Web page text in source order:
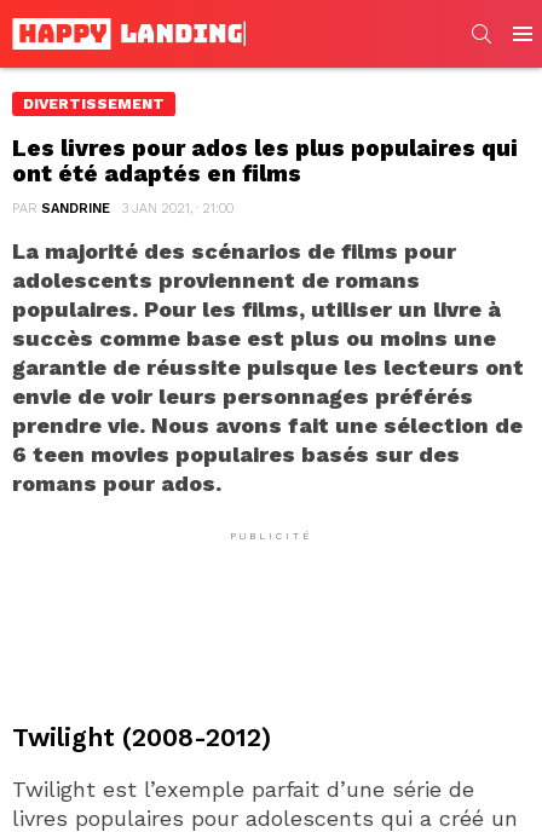
DIVERTISSEMENT
Les livres pour ados les plus populaires qui
ont été adaptés en films
PAR SANDRINE 3 JAN 2021, · 21:00
La majorité des scénarios de films pour
adolescents proviennent de romans
populaires. Pour les films, utiliser un livre à
succès comme base est plus ou moins une
garantie de réussite puisque les lecteurs ont
envie de voir leurs personnages préférés
prendre vie. Nous avons fait une sélection de
6 teen movies populaires basés sur des
romans pour ados.
PUBLICITÉ
Twilight (2008-2012)
Twilight est l’exemple parfait d’une série de
livres populaires pour adolescents qui a créé un